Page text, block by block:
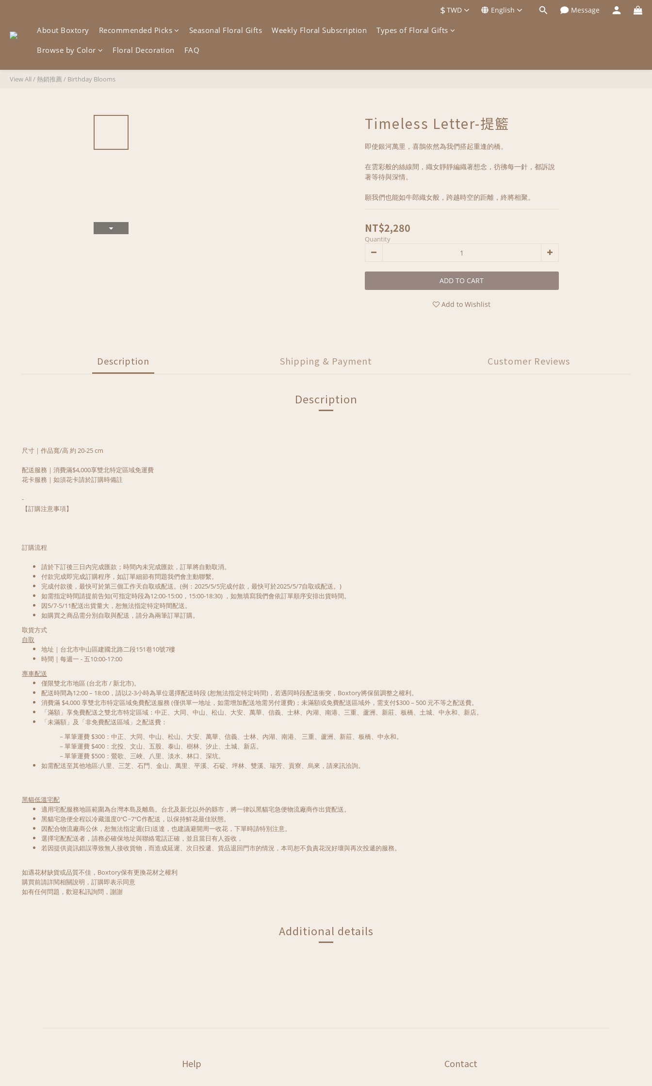
$ TWD English Message
About Boxtory Recommended Picks Seasonal Floral Gifts Weekly Floral Subscription Types of Floral Gifts
Browse by Color Floral Decoration FAQ
View All /熱銷推薦 / Birthday Blooms
Timeless Letter-提籃
即使銀河萬里，喜鵲依然為我們搭起重逢的橋。
在雲彩般的絲線間，織女靜靜編織著想念，彷彿每一針，都訴說
著等待與深情。
願我們也能如牛郎織女般，跨越時空的距離，終將相聚。
NT$2,280
Quantity
ADD TO CART
Add to Wishlist
Description Shipping & Payment Customer Reviews
Description
尺寸｜作品寬/高 約 20-25 cm
配送服務｜消費滿$4,000享雙北特定區域免運費
花卡服務｜如須花卡請於訂購時備註
-
【訂購注意事項】
訂購流程
請於下訂後三日內完成匯款；時間內未完成匯款，訂單將自動取消。
付款完成即完成訂購程序，如訂單細節有問題我們會主動聯繫。
完成付款後，最快可於第三個工作天自取或配送。(例：2025/5/5完成付款，最快可於2025/5/7自取或配送。)
如需指定時間請提前告知(可指定時段為12:00-15:00，15:00-18:30) ，如無填寫我們會依訂單順序安排出貨時間。
因5/7-5/11配送出貨量大，恕無法指定特定時間配送。
如購買之商品需分別自取與配送，請分為兩筆訂單訂購。
取貨方式
自取
地址｜台北市中山區建國北路二段151巷10號7樓
時間｜每週一 - 五10:00-17:00
專車配送
僅限雙北市地區 (台北市 / 新北市)。
配送時間為12:00 – 18:00，請以2-3小時為單位選擇配送時段 (恕無法指定特定時間)，若遇同時段配送衝突，Boxtory將保留調整之權利。
消費滿 $4,000 享雙北市特定區域免費配送服務 (僅供單一地址，如需增加配送地需另付運費)；未滿額或免費配送區域外，需支付$300 – 500 元不等之配送費。
「滿額」享免費配送之雙北市特定區域：中正、大同、中山、松山、大安、萬華、信義、士林、內湖、南港、三重、蘆洲、新莊、板橋、土城、中永和、新店。
「未滿額」及「非免費配送區域」之配送費：
－單筆運費 $300：中正、大同、中山、松山、大安、萬華、信義、士林、內湖、南港、 三重、蘆洲、新莊、板橋、中永和。
－單筆運費 $400：北投、文山、五股、泰山、樹林、汐止、土城、新店。
－單筆運費 $500：鶯歌、三峽、八里、淡水、林口、深坑。
如需配送至其他地區:八里、三芝、石門、金山、萬里、平溪、石碇、坪林、雙溪、瑞芳、貢寮、烏來，請來訊洽詢。
黑貓低溫宅配
適用宅配服務地區範圍為台灣本島及離島。台北及新北以外的縣市，將一律以黑貓宅急便物流廠商作出貨配送。
黑貓宅急便全程以冷藏溫度0℃~7℃作配送，以保持鮮花最佳狀態。
因配合物流廠商公休，恕無法指定週(日)送達，也建議避開周一收花，下單時請特別注意。
選擇宅配配送者，請務必確保地址與聯絡電話正確，並且當日有人簽收，
若因提供資訊錯誤導致無人接收貨物，而造成延遲、次日投遞、貨品退回門市的情況，本司恕不負責花況好壞與再次投遞的服務。
如遇花材缺貨或品質不佳，Boxtory保有更換花材之權利
購買前請詳閱相關說明，訂購即表示同意
如有任何問題，歡迎私訊詢問，謝謝
Additional details
Help Contact